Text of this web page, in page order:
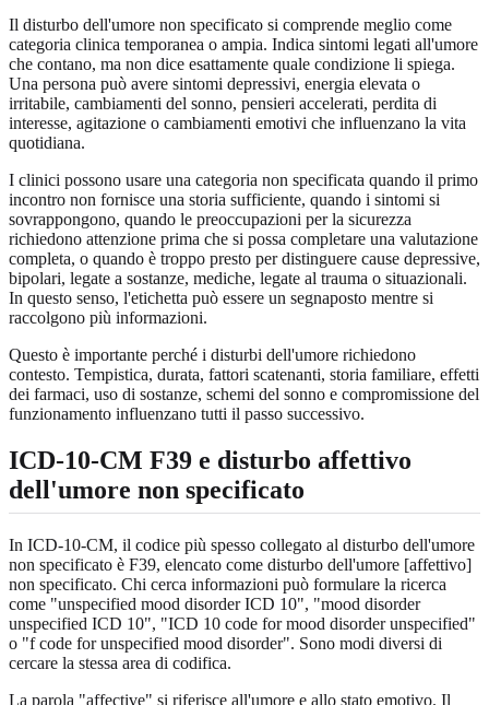
Il disturbo dell'umore non specificato si comprende meglio come
categoria clinica temporanea o ampia. Indica sintomi legati all'umore
che contano, ma non dice esattamente quale condizione li spiega.
Una persona può avere sintomi depressivi, energia elevata o
irritabile, cambiamenti del sonno, pensieri accelerati, perdita di
interesse, agitazione o cambiamenti emotivi che influenzano la vita
quotidiana.
I clinici possono usare una categoria non specificata quando il primo
incontro non fornisce una storia sufficiente, quando i sintomi si
sovrappongono, quando le preoccupazioni per la sicurezza
richiedono attenzione prima che si possa completare una valutazione
completa, o quando è troppo presto per distinguere cause depressive,
bipolari, legate a sostanze, mediche, legate al trauma o situazionali.
In questo senso, l'etichetta può essere un segnaposto mentre si
raccolgono più informazioni.
Questo è importante perché i disturbi dell'umore richiedono
contesto. Tempistica, durata, fattori scatenanti, storia familiare, effetti
dei farmaci, uso di sostanze, schemi del sonno e compromissione del
funzionamento influenzano tutti il passo successivo.
ICD-10-CM F39 e disturbo affettivo
dell'umore non specificato
In ICD-10-CM, il codice più spesso collegato al disturbo dell'umore
non specificato è F39, elencato come disturbo dell'umore [affettivo]
non specificato. Chi cerca informazioni può formulare la ricerca
come "unspecified mood disorder ICD 10", "mood disorder
unspecified ICD 10", "ICD 10 code for mood disorder unspecified"
o "f code for unspecified mood disorder". Sono modi diversi di
cercare la stessa area di codifica.
La parola "affective" si riferisce all'umore e allo stato emotivo. Il